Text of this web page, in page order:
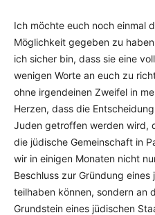
Ich möchte euch noch einmal
Möglichkeit gegeben zu
ich sicher bin, dass sie eine
wenigen Worte an euch zu
ohne irgendeinen Zweifel in
Herzen, dass die
Juden getroffen werden wird,
die jüdische Gemeinschaft in
wir in einigen Monaten nicht
Beschluss zur Gründung
teilhaben können, sondern an
Grundstein eines jüdischen